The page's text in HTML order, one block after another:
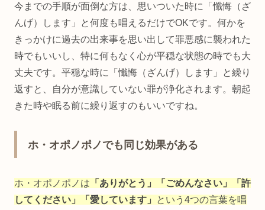
今までの手順が面倒な方は、思いついた時に「懺悔（ざ
んげ）します」と何度も唱えるだけでOKです。何かを
きっかけに過去の出来事を思い出して罪悪感に襲われた
時でもいいし、特に何もなく心が平穏な状態の時でも大
丈夫です。平穏な時に「懺悔（ざんげ）します」と繰り
返すと、自分が意識していない罪が浄化されます。朝起
きた時や眠る前に繰り返すのもいいですね。
ホ・オポノポノでも同じ効果がある
ホ・オポノポノは 「ありがとう」「ごめんなさい」「許
してください」「愛しています」
という4つの言葉を唱